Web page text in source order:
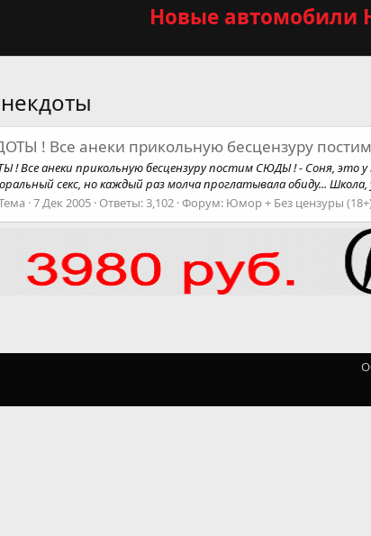
Новые автомобили
! Все анеки прикольную бесцензуру
! Все анеки прикольную бесцензуру постим СЮДЫ ! - Соня, это
секс, но каждый раз молча проглатывала обиду...
7 Дек 2005 Ответы: 3,102 Форум: Юмор + Без цензуры